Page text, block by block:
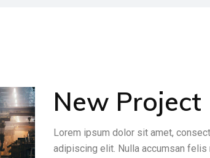
New Project
Lorem ipsum dolor sit amet,
adipiscing elit. Nulla accumsan felis